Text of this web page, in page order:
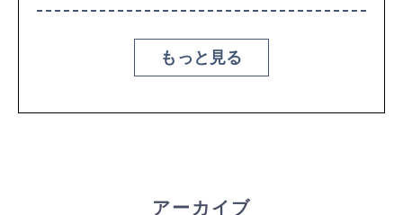
もっと見る
アーカイブ